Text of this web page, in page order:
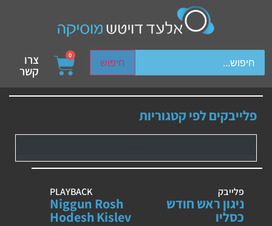
חיפוש
device users, explore by touch or with swipe gestures.
0 צרו
קשר
פלייבקים לפי קטגוריות
פלייבק
ניגון ראש חודש
כסליו
PLAYBACK
Niggun Rosh
Hodesh Kislev